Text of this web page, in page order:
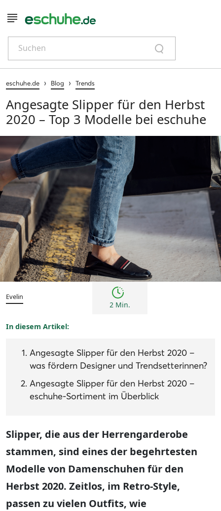
Suchen
eschuhe.de › Blog › Trends
Angesagte Slipper für den Herbst
2020 – Top 3 Modelle bei eschuhe
Trends
Evelin
2 Min.
In diesem Artikel:
Angesagte Slipper für den Herbst 2020 –
was fördern Designer und Trendsetterinnen?
Angesagte Slipper für den Herbst 2020 –
eschuhe-Sortiment im Überblick
Slipper, die aus der Herrengarderobe
stammen, sind eines der begehrtesten
Modelle von Damenschuhen für den
Herbst 2020. Zeitlos, im Retro-Style,
passen zu vielen Outfits, wie